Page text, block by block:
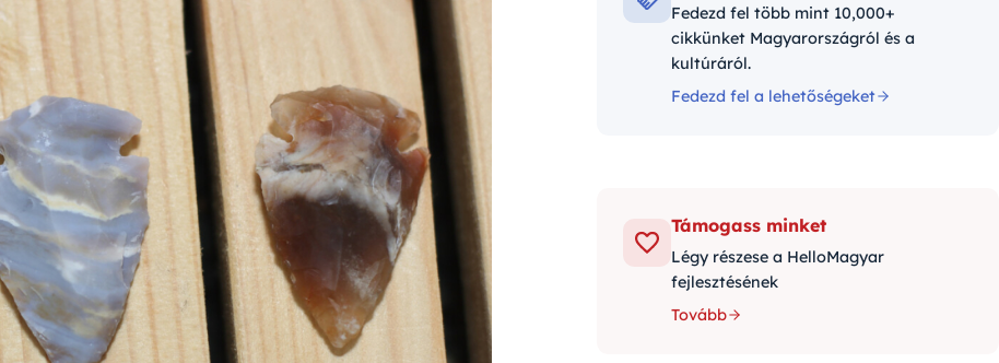
Fedezd fel több mint 10,000+
cikkünket Magyarországról és a
kultúráról.
Fedezd fel a lehetőségeket
Támogass minket
Légy részese a HelloMagyar
fejlesztésének
Tovább